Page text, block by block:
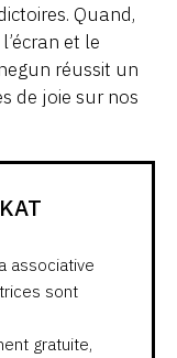
Quand,
et le
réussit un
de joie sur nos
associative
sont
gratuite,